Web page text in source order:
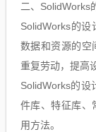
二、SolidWorks
SolidWorks的
数据和资源的空
重复劳动，提高
SolidWorks的设
件库、特征库、
用方法。